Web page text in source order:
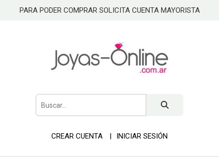
PARA PODER COMPRAR SOLICITA CUENTA MAYORISTA
CREAR CUENTA INICIAR SESIÓN